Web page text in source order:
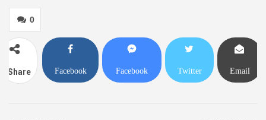
0
Share Facebook Facebook Twitter Email